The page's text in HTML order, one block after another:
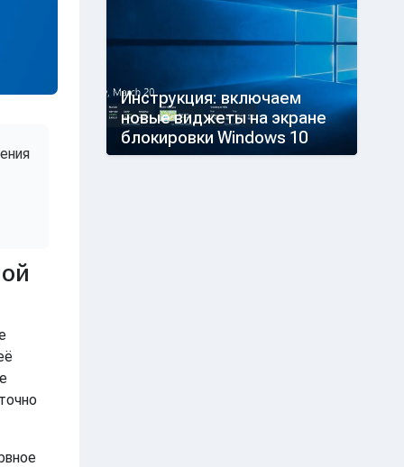
Инструкция: включаем
новые виджеты на экране
блокировки Windows 10